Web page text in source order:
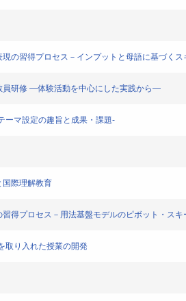
の習得プロセス－インプットと母語に基づくス
員研修 ―体験活動を中心にした実践から―
ーマ設定の趣旨と成果・課題-
国際理解教育
得プロセス－用法基盤モデルのピボット・スキ
取り入れた授業の開発